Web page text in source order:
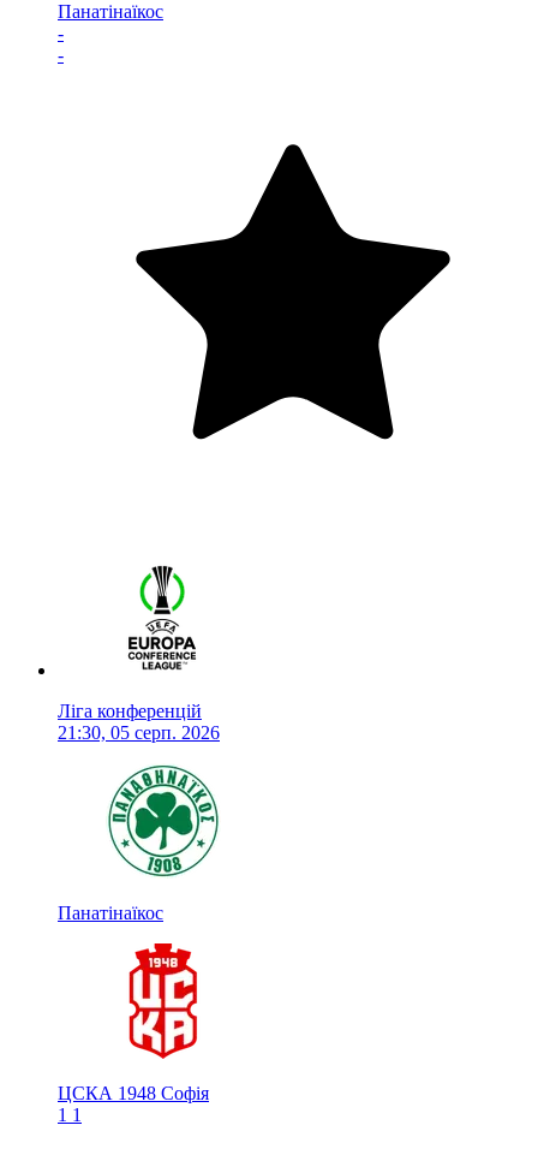
Панатінаїкос
-
-
Ліга конференцій
21:30, 05 серп. 2026
Панатінаїкос
ЦСКА 1948 Софія
1 1